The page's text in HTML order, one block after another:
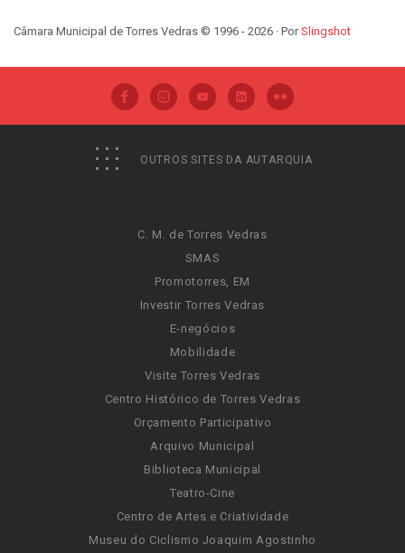
Câmara Municipal de Torres Vedras © 1996 - 2026 · PorSlingshot
OUTROS SITES DA AUTARQUIA
C. M. de Torres Vedras
SMAS
Promotorres, EM
Investir Torres Vedras
E-negócios
Mobilidade
Visite Torres Vedras
Centro Histórico de Torres Vedras
Orçamento Participativo
Arquivo Municipal
Biblioteca Municipal
Teatro-Cine
Centro de Artes e Criatividade
Museu do Ciclismo Joaquim Agostinho